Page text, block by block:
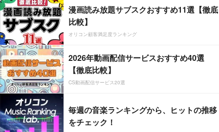
漫画読み放題サブスクおすすめ11選【徹底
比較】
オリコン顧客満足度ランキング
2026年動画配信サービスおすすめ40選
【徹底比較】
CS動画配信サービス20選
毎週の音楽ランキングから、ヒットの推移
をチェック！